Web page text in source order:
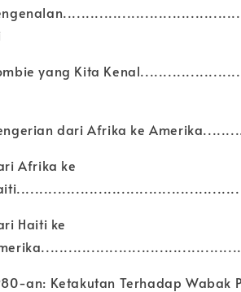
yang Kita
dari Afrika ke
Afrika ke
Haiti ke
an: Ketakutan Terhadap Wabak